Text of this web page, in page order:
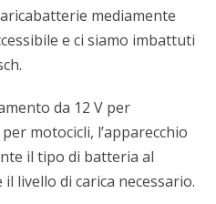
mediamente
e ci siamo imbattuti
da 12 V per
motocicli, l’apparecchio
il tipo di batteria al
livello di carica necessario.